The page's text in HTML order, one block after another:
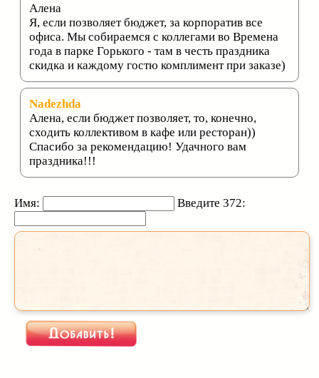
Алена
Я, если позволяет бюджет, за корпоратив все
офиса. Мы собираемся с коллегами во Времена
года в парке Горького - там в честь праздника
скидка и каждому гостю комплимент при заказе)
Nadezhda
Алена, если бюджет позволяет, то, конечно,
сходить коллективом в кафе или ресторан))
Спасибо за рекомендацию! Удачного вам
праздника!!!
Имя: Введите 372: